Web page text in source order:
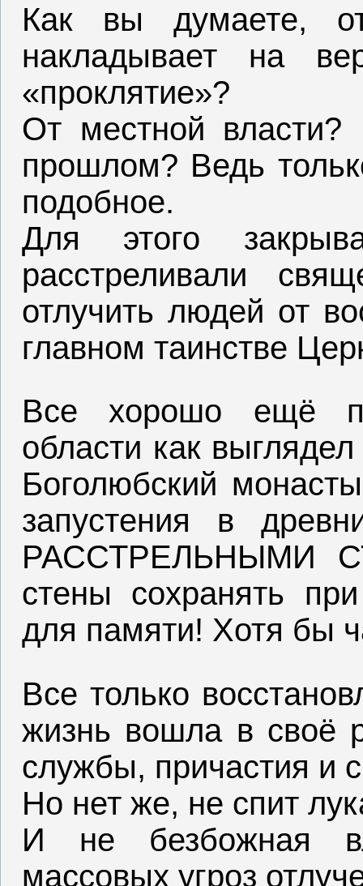
Как вы думаете,
накладывает на
«проклятие»?
От местной власти?
прошлом? Ведь
подобное.
Для этого
расстреливали
отлучить людей от
главном таинстве
Все хорошо ещё
области как
Боголюбский
запустения в
РАССТРЕЛЬНЫМИ
стены сохранять
для памяти! Хотя бы
Все только
жизнь вошла в своё
службы, причастия и
Но нет же, не спит
И не безбожная
массовых угроз